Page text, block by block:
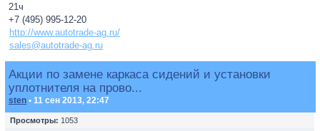
21ч
+7 (495) 995-12-20
http://www.autotrade-ag.ru/
sales@autotrade-ag.ru
Акции по замене каркаса сидений и установки
уплотнителя на прово...
sten • 11 сен 2013, 22:47
Просмотры: 1053